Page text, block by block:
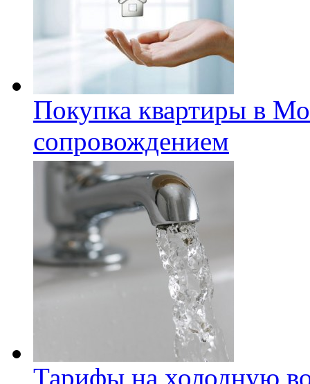
Покупка квартиры в
сопровождением
Тарифы на холодную